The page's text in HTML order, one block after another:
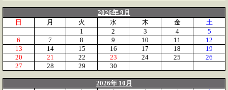
2026年 9月
日
月 火 水 木 金
土
1
2 3 4
5
6
7 8 9 10 11
12
13
14 15 16 17 18
19
20
21 22 23 24 25
26
27
28 29 30
2026年 10月